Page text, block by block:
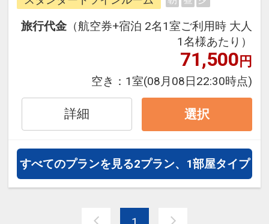
イン後のコンサート、野球観戦へ最
適
・松山コミュニティセンターまで徒
・アイテムえひめまで車で15分
・道後温泉、県民文化会館まで車で
15分、路面電車で20分
レジャー、ビジネスの拠点に最適で
す！
旅行代金 （航空券+宿泊 2名1室ご利用時 大人
1名様あたり）
71,500円
空き： 1室(08月08日22:30時点)
詳細 選択
すべてのプランを見る2プラン、1部屋タイプ